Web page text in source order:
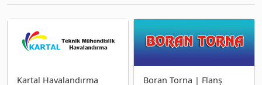
Kartal Havalandırma
Boran Torna | Flanş